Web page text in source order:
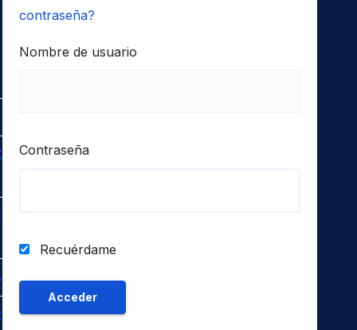
contraseña?
Nombre de usuario
Contraseña
Recuérdame